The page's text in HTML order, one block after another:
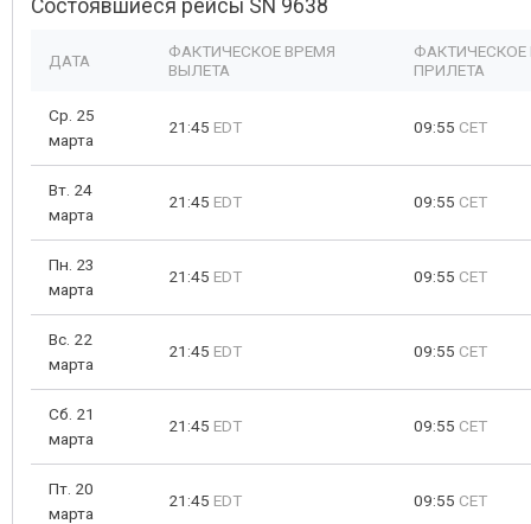
Состоявшиеся рейсы SN 9638
ДАТА
ФАКТИЧЕСКОЕ ВРЕМЯ
ВЫЛЕТА
ФАКТИЧЕСКОЕ
ПРИЛЕТА
Ср. 25
марта
21:45 EDT 09:55 CET
Вт. 24
марта
21:45 EDT 09:55 CET
Пн. 23
марта
21:45 EDT 09:55 CET
Вс. 22
марта
21:45 EDT 09:55 CET
Сб. 21
марта
21:45 EDT 09:55 CET
Пт. 20
марта
21:45 EDT 09:55 CET